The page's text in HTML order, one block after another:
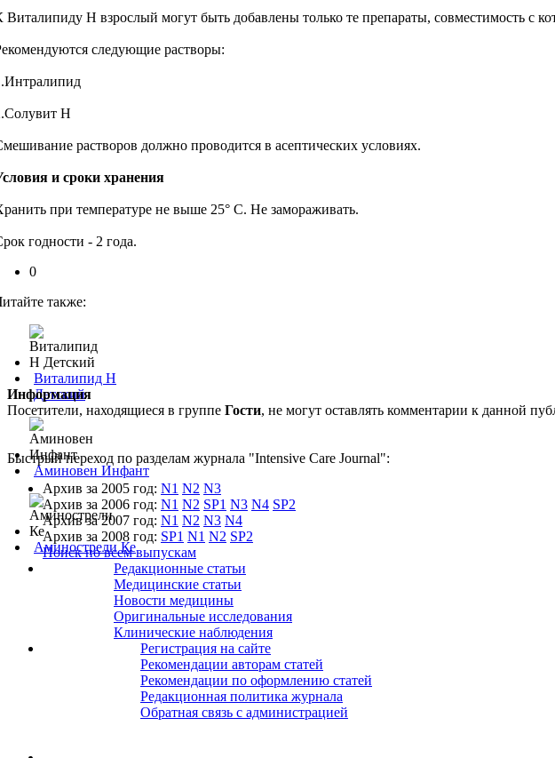
Виталипиду Н взрослый могут быть добавлены только те препараты, совместимость с
следующие растворы:
Н
растворов должно проводится в асептических условиях.
и сроки хранения
при температуре не выше 25° С. Не замораживать.
годности - 2 года.
0
также:
Виталипид Н
Детский
Аминовен Инфант
Аминострели Ке
Информация
Посетители, находящиеся в группе Гости, не могут оставлять комментарии к данной
Быстрый переход по разделам журнала "Intensive Care Journal":
Архив за 2005 год: N1 N2 N3
Архив за 2006 год: N1 N2 SP1 N3 N4 SP2
Архив за 2007 год: N1 N2 N3 N4
Архив за 2008 год: SP1 N1 N2 SP2
Поиск по всем выпускам
Редакционные статьи
Медицинские статьи
Новости медицины
Оригинальные исследования
Клинические наблюдения
Регистрация на сайте
Рекомендации авторам статей
Рекомендации по оформлению статей
Редакционная политика журнала
Обратная связь с администрацией